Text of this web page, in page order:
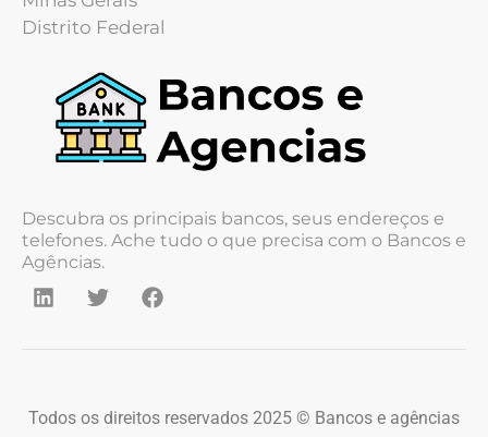
Distrito Federal
Descubra os principais bancos, seus endereços e
telefones. Ache tudo o que precisa com o Bancos e
Agências.
Todos os direitos reservados 2025 © Bancos e agências